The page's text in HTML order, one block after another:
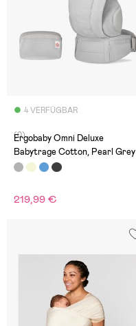
4 VERFÜGBAR
(0)
Ergobaby Omni Deluxe
Babytrage Cotton, Pearl Grey
219,99 €